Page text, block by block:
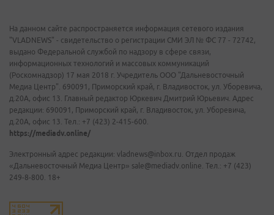
На данном сайте распространяется информация сетевого издания
"VLADNEWS" - свидетельство о регистрации СМИ ЭЛ № ФС 77 - 72742,
выдано Федеральной службой по надзору в сфере связи,
информационных технологий и массовых коммуникаций
(Роскомнадзор) 17 мая 2018 г. Учредитель ООО "Дальневосточный
Медиа Центр". 690091, Приморский край, г. Владивосток, ул. Уборевича,
д.20А, офис 13. Главный редактор Юркевич Дмитрий Юрьевич. Адрес
редакции: 690091, Приморский край, г. Владивосток, ул. Уборевича,
д.20А, офис 13. Тел.: +7 (423) 2-415-600.
https://mediadv.online/
Электронный адрес редакции: vladnews@inbox.ru. Отдел продаж
«Дальневосточный Медиа Центр» sale@mediadv.online. Тел.: +7 (423)
249-8-800. 18+